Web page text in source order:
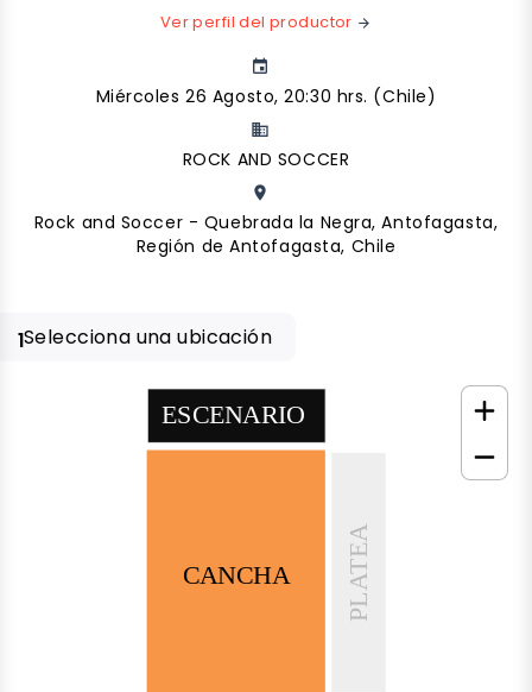
Ver perfil del productor arrow_forward
event
Miércoles 26 Agosto, 20:30 hrs. (Chile)
business
ROCK AND SOCCER
place
Rock and Soccer - Quebrada la Negra, Antofagasta,
Región de Antofagasta, Chile
Selecciona una ubicación
1
ESCENARIO
CANCHA PLATEA